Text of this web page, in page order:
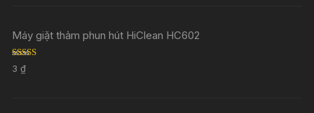
Máy giặt thảm phun hút HiClean HC602
Rated
out of 5
3₫